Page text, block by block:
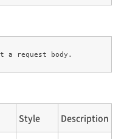
Style Description